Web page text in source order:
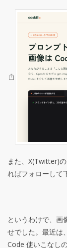
また、X(Twitter)
ればフォローして
というわけで、画
せでした。最近は
Code 使いこなし